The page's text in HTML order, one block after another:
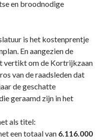
en broodnodige
is het kostenprentje
En aangezien de
vertikt om de Kortrijkzaan
van de raadsleden dat
de geschatte
geraamd zijn in het
als titel:
een totaal van 6.116.000